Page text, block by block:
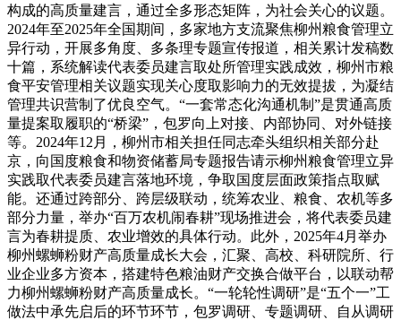
构成的高质量建言，通过全多形态矩阵，为社会关心的议题。
2024年至2025年全国期间，多家地方支流聚焦柳州粮食管理立
异行动，开展多角度、多条理专题宣传报道，相关累计发稿数
十篇，系统解读代表委员建言取处所管理实践成效，柳州市粮
食平安管理相关议题实现关心度取影响力的无效提拔，为凝结
管理共识营制了优良空气。“一套常态化沟通机制”是贯通高质
量提案取履职的“桥梁”，包罗向上对接、内部协同、对外链接
等。2024年12月，柳州市相关担任同志牵头组织相关部分赴
京，向国度粮食和物资储蓄局专题报告请示柳州粮食管理立异
实践取代表委员建言落地环境，争取国度层面政策指点取赋
能。还通过跨部分、跨层级联动，统筹农业、粮食、农机等多
部分力量，举办“百万农机闹春耕”现场推进会，将代表委员建
言为春耕提质、农业增效的具体行动。此外，2025年4月举办
柳州螺蛳粉财产高质量成长大会，汇聚、高校、科研院所、行
业企业多方资本，搭建特色粮油财产交换合做平台，以联动帮
力柳州螺蛳粉财产高质量成长。“一轮轮性调研”是“五个一”工
做法中承先启后的环节环节，包罗调研、专题调研、自从调研